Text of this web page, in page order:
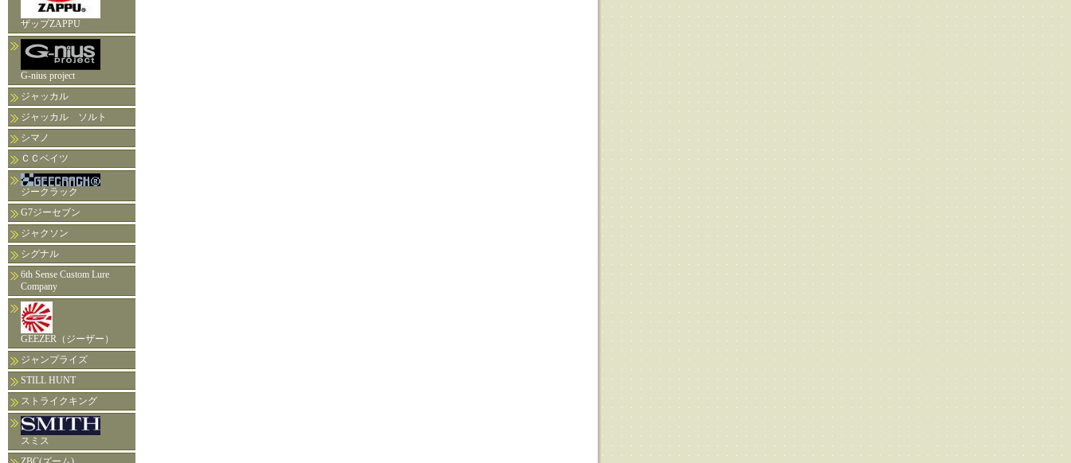
ザップZAPPU
G-nius project
ジャッカル
ジャッカル ソルト
シマノ
ＣＣベイツ
ジークラック
G7ジーセブン
ジャクソン
シグナル
6th Sense Custom Lure
Company
GEEZER（ジーザー）
ジャンプライズ
STILL HUNT
ストライクキング
スミス